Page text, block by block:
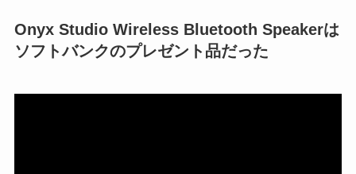
Onyx Studio Wireless Bluetooth Speakerは
ソフトバンクのプレゼント品だった